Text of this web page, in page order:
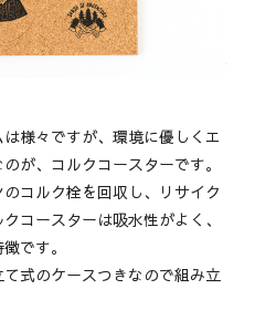
様々ですが、環境に優しくエ
が、コルクコースターです。
コルク栓を回収し、リサイク
コースターは吸水性がよく、
です。
式のケースつきなので組み立